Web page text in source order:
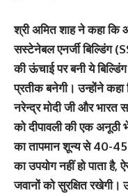
श्री अमित शाह ने कहा
सस्टेनेबल एनर्जी बिल्डिंग
की ऊंचाई पर बनी ये
प्रतीक बनेगी। उन्होंने कहा
नरेन्द्र मोदी जी और भारत
को दीपावली की एक अनूठी
का तापमान शून्य से 40-
का उपयोग नहीं हो पाता है,
जवानों को सुरक्षित रखेगी।